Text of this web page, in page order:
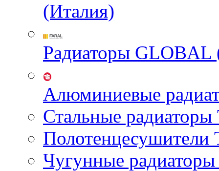
(Италия)
Радиаторы GLOBAL
Алюминиевые
Стальные
Чугунные